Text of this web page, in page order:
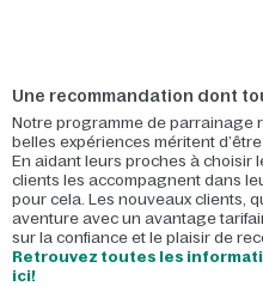
Une recommandation dont
Notre programme de parrainage
belles expériences méritent
En aidant leurs proches à choisir
clients les accompagnent dans
pour cela. Les nouveaux clients,
aventure avec un avantage
sur la confiance et le plaisir de
Retrouvez toutes les
ici!